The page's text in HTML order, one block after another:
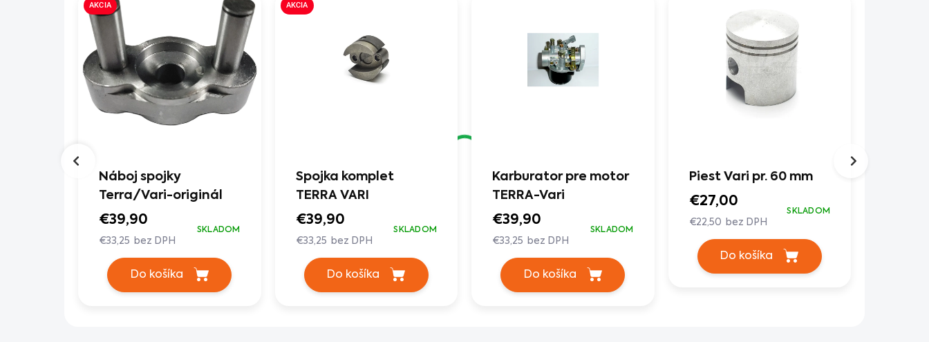
AKCIA
Náboj spojky
Terra/Vari-originál
€39,90
€33,25 bez DPH
SKLADOM
Do košíka
AKCIA
Spojka komplet
TERRA VARI
€39,90
€33,25 bez DPH
SKLADOM
Do košíka
Karburator pre motor
TERRA-Vari
€39,90
€33,25 bez DPH
SKLADOM
Do košíka
Piest Vari pr. 60 mm
€27,00
€22,50 bez DPH
SKLADOM
Do košíka